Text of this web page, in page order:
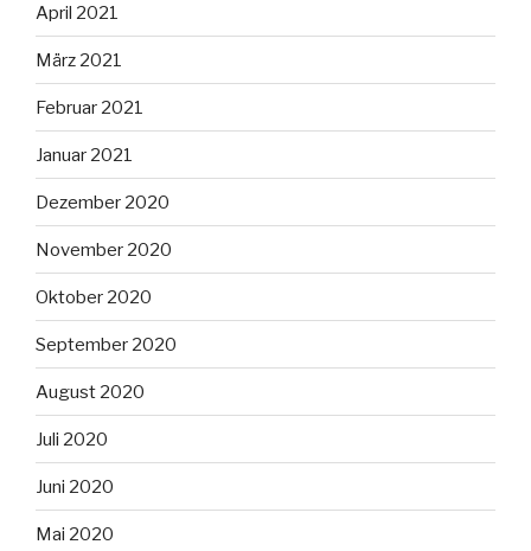
April 2021
März 2021
Februar 2021
Januar 2021
Dezember 2020
November 2020
Oktober 2020
September 2020
August 2020
Juli 2020
Juni 2020
Mai 2020